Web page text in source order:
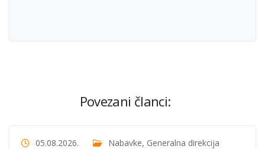
Povezani članci:
05.08.2026. Nabavke, Generalna direkcija